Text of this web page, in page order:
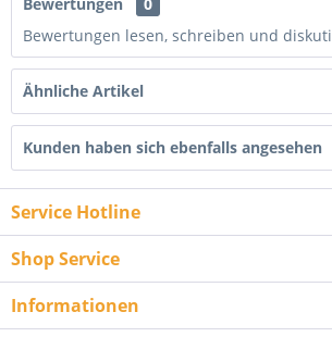
Bewertungen lesen, schreiben und
Ähnliche Artikel
Kunden haben sich ebenfalls angesehen
Service Hotline
Shop Service
Informationen